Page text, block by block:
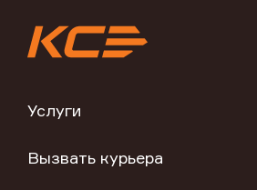
Услуги
Вызвать курьера